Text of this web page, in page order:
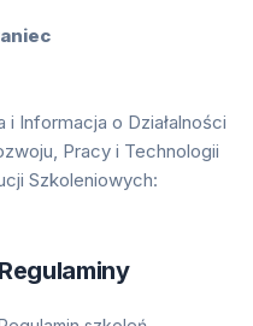
Informacja o Działalności
Pracy i Technologii
Szkoleniowych:
Regulaminy